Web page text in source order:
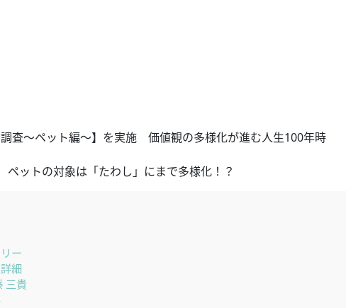
査～ペット編～】を実施 価値観の多様化が進む人生100年時
ットの対象は「たわし」にまで多様化！？
ー
細
三貴